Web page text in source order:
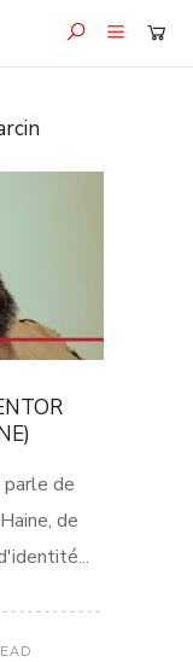
parle de
de